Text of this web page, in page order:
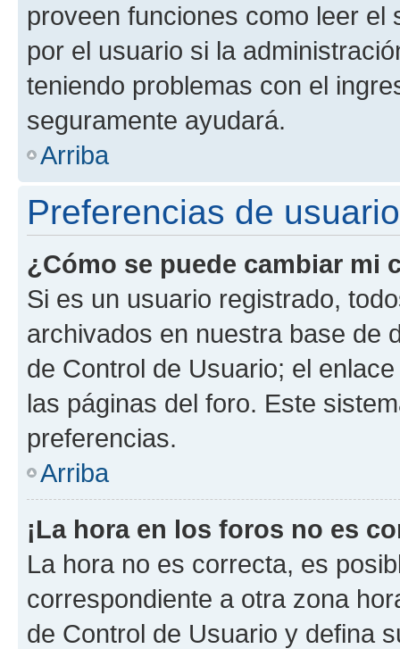
proveen funciones como leer el
por el usuario si la
teniendo problemas con el
seguramente ayudará.
Arriba
Preferencias de
¿Cómo se puede cambiar mi
Si es un usuario registrado,
archivados en nuestra base de
de Control de Usuario; el
las páginas del foro. Este
preferencias.
Arriba
¡La hora en los foros no es
La hora no es correcta, es
correspondiente a otra zona
de Control de Usuario y defina